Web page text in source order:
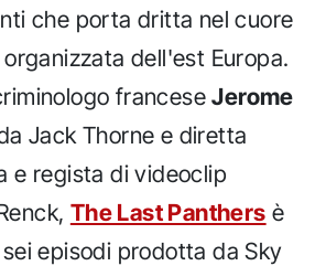
che porta dritta nel cuore
dell'est Europa.
franceseJerome
Jack Thorne e diretta
e regista di videoclip
The Last Panthers è
episodi prodotta da Sky